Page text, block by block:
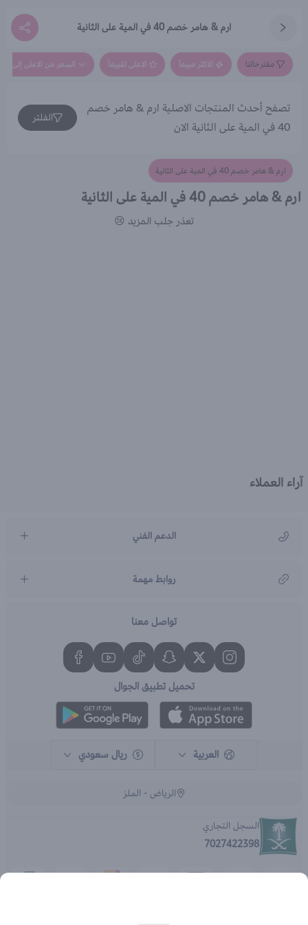
ارم & هامر خصم 40 في المية على الثانية
مقترحاتنا الاكثر مبيعاً الاعلى تقييماً السعر من الاعلى إلى
تصفح أحدث المنتجات الاصلية ارم & هامر خصم
40 في المية على الثانية الان
الفلتر
ارم & هامر خصم 40 في المية على الثانية
ارم & هامر خصم 40 في المية على الثانية
تعذر جلب المزيد 😢
آراء العملاء
الدعم الفني
روابط مهمة
تواصل معنا
تحميل تطبيق الجوال
العربية ريال سعودي
الرياض - الملز
السجل التجاري
7027422398